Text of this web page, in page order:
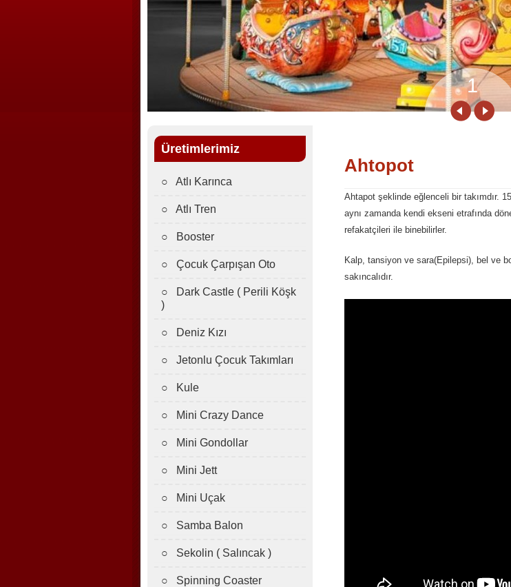
2
Ahtopot
Ahtapot şeklinde eğlenceli bir takımdır.
aynı zamanda kendi ekseni etrafında
refakatçileri ile binebilirler.
Kalp, tansiyon ve sara(Epilepsi), bel ve
sakıncalıdır.
Üretimlerimiz
○ Atlı Karınca
○ Atlı Tren
○ Booster
○ Çocuk Çarpışan Oto
○ Dark Castle ( Perili Köşk
)
○ Deniz Kızı
○ Jetonlu Çocuk Takımları
○ Kule
○ Mini Crazy Dance
○ Mini Gondollar
○ Mini Jett
○ Mini Uçak
○ Samba Balon
○ Sekolin ( Salıncak )
○ Spinning Coaster